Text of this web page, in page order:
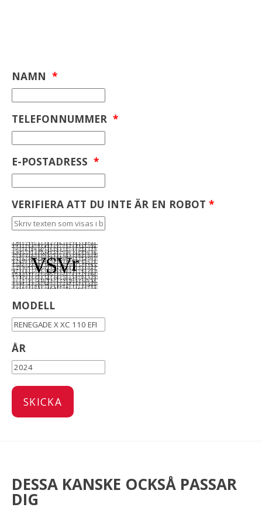
NAMN *
TELEFONNUMMER *
E-POSTADRESS *
VERIFIERA ATT DU INTE ÄR EN ROBOT *
MODELL
ÅR
DESSA KANSKE OCKSÅ PASSAR
DIG